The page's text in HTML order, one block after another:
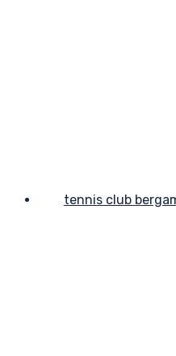
tennis club